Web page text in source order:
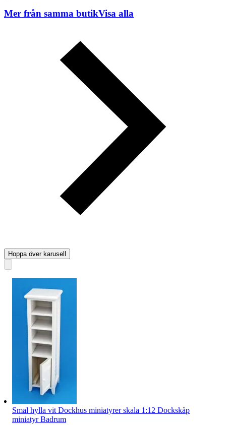
Mer från samma butikVisa alla
Hoppa över karusell
Smal hylla vit Dockhus miniatyrer skala 1:12 Dockskåp
miniatyr Badrum